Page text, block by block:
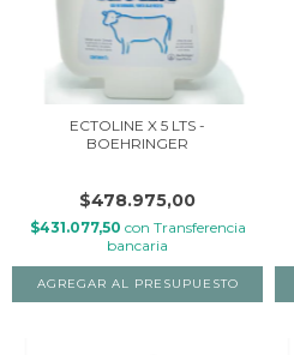
ECTOLINE X 5 LTS -
BOEHRINGER
$478.975,00
$431.077,50 con Transferencia
bancaria